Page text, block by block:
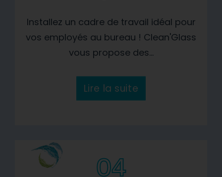
Installez un cadre de travail idéal pour
vos employés au bureau ! Clean'Glass
vous propose des...
Lire la suite
04